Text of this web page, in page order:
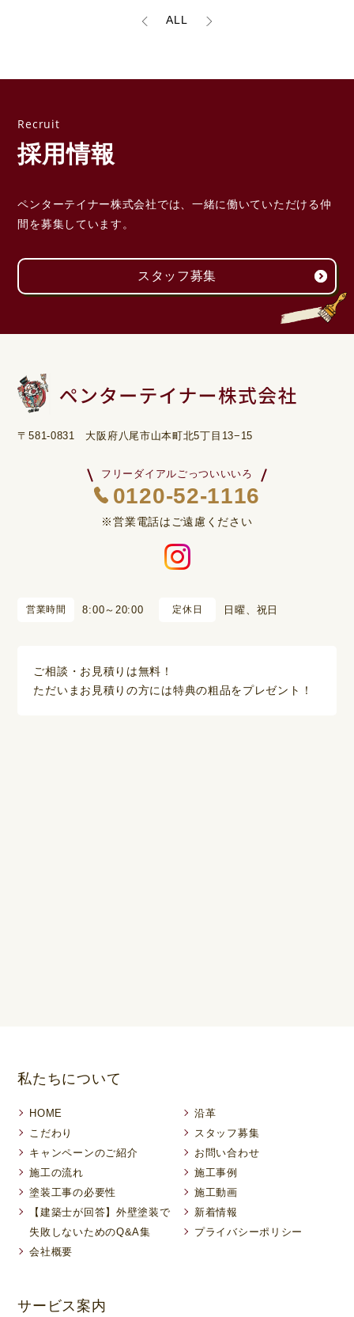
ALL
採用情報
ペンターテイナー株式会社では、一緒に働いていただける仲
間を募集しています。
スタッフ募集
〒581-0831 大阪府八尾市山本町北5丁目13−15
フリーダイアルごっついいいろ
0120-52-1116
※営業電話はご遠慮ください
営業時間 8:00～20:00 定休日 日曜、祝日
ご相談・お見積りは無料！
ただいまお見積りの方には特典の粗品をプレゼント！
私たちについて
HOME
こだわり
キャンペーンのご紹介
施工の流れ
塗装工事の必要性
【建築士が回答】外壁塗装で
失敗しないためのQ&A集
会社概要
沿革
スタッフ募集
お問い合わせ
施工事例
施工動画
新着情報
プライバシーポリシー
サービス案内